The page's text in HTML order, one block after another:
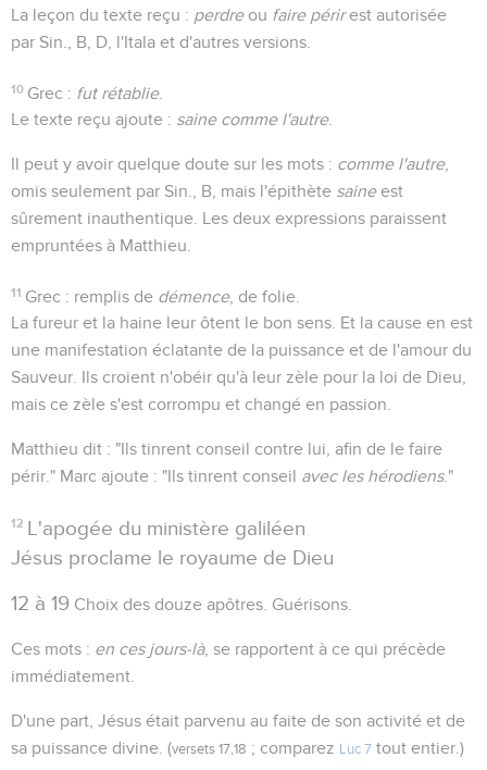
La leçon du texte reçu : perdreou faire périrest autorisée
par Sin., B, D, l'Itala et d'autres versions.
10 Grec : fut rétablie.
Le texte reçu ajoute : saine comme l'autre.
Il peut y avoir quelque doute sur les mots : comme l'autre,
omis seulement par Sin., B, mais l'épithète saineest
sûrement inauthentique. Les deux expressions paraissent
empruntées à Matthieu.
11 Grec : remplis de démence, de folie.
La fureur et la haine leur ôtent le bon sens. Et la cause en est
une manifestation éclatante de la puissance et de l'amour du
Sauveur. Ils croient n'obéir qu'à leur zèle pour la loi de Dieu,
mais ce zèle s'est corrompu et changé en passion.
Matthieu dit : "Ils tinrent conseil contre lui, afin de le faire
périr." Marc ajoute : "Ils tinrent conseil avec les hérodiens."
12
L'apogée du ministère galiléen
Jésus proclame le royaume de Dieu
12 à 19 Choix des douze apôtres. Guérisons.
Ces mots : en ces jours-là, se rapportent à ce qui précède
immédiatement.
D'une part, Jésus était parvenu au faite de son activité et de
sa puissance divine. (versets 17,18 ; comparez Luc 7 tout entier.)